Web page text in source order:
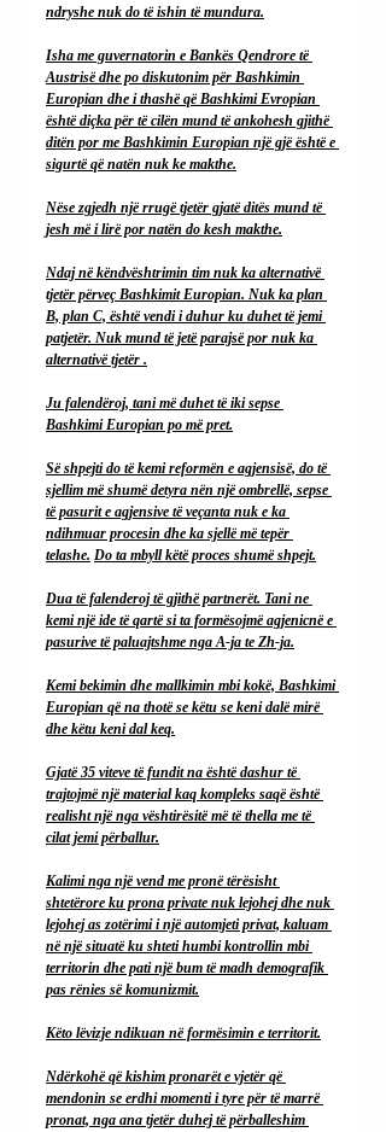
ndryshe nuk do të ishin të mundura.
Isha me guvernatorin e Bankës Qendrore të
Austrisë dhe po diskutonim për Bashkimin
Europian dhe i thashë që Bashkimi Evropian
është diçka për të cilën mund të ankohesh gjithë
ditën por me Bashkimin Europian një gjë është e
sigurtë që natën nuk ke makthe.
Nëse zgjedh një rrugë tjetër gjatë ditës mund të
jesh më i lirë por natën do kesh makthe.
Ndaj në këndvështrimin tim nuk ka alternativë
tjetër përveç Bashkimit Europian. Nuk ka plan
B, plan C, është vendi i duhur ku duhet të jemi
patjetër. Nuk mund të jetë parajsë por nuk ka
alternativë tjetër .
Ju falendëroj, tani më duhet të iki sepse
Bashkimi Europian po më pret.
Së shpejti do të kemi reformën e agjensisë, do të
sjellim më shumë detyra nën një ombrellë, sepse
të pasurit e agjensive të veçanta nuk e ka
ndihmuar procesin dhe ka sjellë më tepër
telashe. Do ta mbyll këtë proces shumë shpejt.
Dua të falenderoj të gjithë partnerët. Tani ne
kemi një ide të qartë si ta formësojmë agjenicnë e
pasurive të paluajtshme nga A-ja te Zh-ja.
Kemi bekimin dhe mallkimin mbi kokë, Bashkimi
Europian që na thotë se këtu se keni dalë mirë
dhe këtu keni dal keq.
Gjatë 35 viteve të fundit na është dashur të
trajtojmë një material kaq kompleks saqë është
realisht një nga vështirësitë më të thella me të
cilat jemi përballur.
Kalimi nga një vend me pronë tërësisht
shtetërore ku prona private nuk lejohej dhe nuk
lejohej as zotërimi i një automjeti privat, kaluam
në një situatë ku shteti humbi kontrollin mbi
territorin dhe pati një bum të madh demografik
pas rënies së komunizmit.
Këto lëvizje ndikuan në formësimin e territorit.
Ndërkohë që kishim pronarët e vjetër që
mendonin se erdhi momenti i tyre për të marrë
pronat, nga ana tjetër duhej të përballeshim